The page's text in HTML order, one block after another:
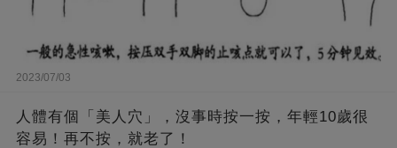
2023/07/03
人體有個「美人穴」，沒事時按一按，年輕10歲很
容易！再不按，就老了！